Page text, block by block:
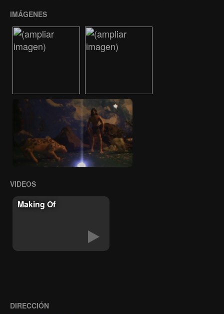
IMÁGENES
VIDEOS
Making Of
DIRECCIÓN